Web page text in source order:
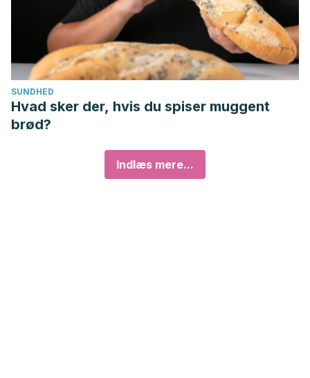
SUNDHED
Hvad sker der, hvis du spiser muggent
brød?
Indlæs mere...